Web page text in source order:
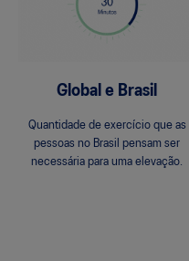
Global e Brasil
Quantidade de exercício que as
pessoas no Brasil pensam ser
necessária para uma elevação.